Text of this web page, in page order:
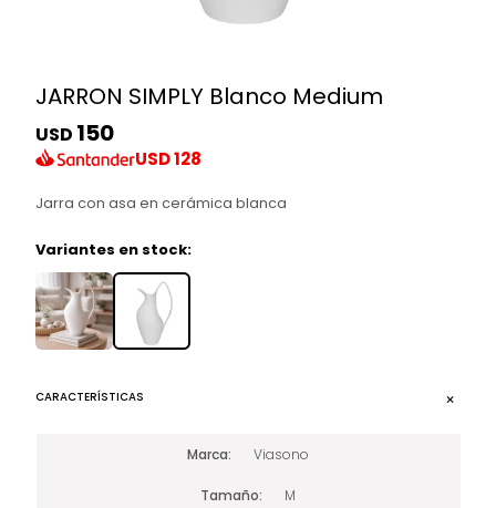
JARRON SIMPLY Blanco Medium
USD 150
USD128
Jarra con asa en cerámica blanca
Variantes en stock:
CARACTERÍSTICAS
Marca Viasono
Tamaño M